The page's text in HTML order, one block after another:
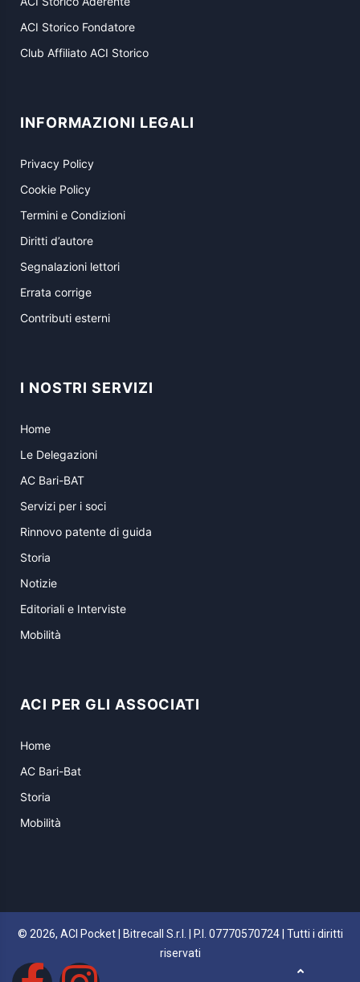
ACI Storico Fondatore
Club Affiliato ACI Storico
INFORMAZIONI LEGALI
Privacy Policy
Cookie Policy
Termini e Condizioni
Diritti d’autore
Segnalazioni lettori
Errata corrige
Contributi esterni
I NOSTRI SERVIZI
Home
Le Delegazioni
AC Bari-BAT
Servizi per i soci
Rinnovo patente di guida
Storia
Notizie
Editoriali e Interviste
Mobilità
ACI PER GLI ASSOCIATI
Home
AC Bari-Bat
Storia
Mobilità
© 2026, ACI Pocket | Bitrecall S.r.l. | P.I. 07770570724 | Tutti i diritti
riservati